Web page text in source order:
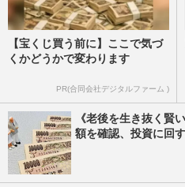
【宝くじ買う前に】ここで気づ
くかどうかで変わります
PR(合同会社デジタルファーム )
《老後を生き抜く賢
額を確認、投資に回